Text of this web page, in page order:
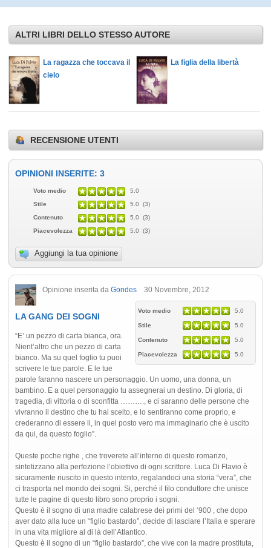
ALTRI LIBRI DELLO STESSO AUTORE
La ragazza che toccava il
cielo
La figlia della libertà
RECENSIONE UTENTI
OPINIONI INSERITE: 3
Voto medio
5.0
Stile
5.0 (3)
Contenuto
5.0 (3)
Piacevolezza
5.0 (3)
Aggiungi la tua opinione
Opinione inserita da Gondes 30 Novembre, 2012
Voto medio 5.0
Stile 5.0
Contenuto 5.0
Piacevolezza 5.0
LA GANG DEI SOGNI
“E’ un pezzo di carta bianca, ora.
Nient’altro che un pezzo di carta
bianco. Ma su quel foglio tu puoi
scrivere le tue parole. E le tue
parole faranno nascere un personaggio. Un uomo, una donna, un
bambino. E a quel personaggio tu assegnerai un destino. Di gloria, di
tragedia, di vittoria o di sconfitta ………., e ci saranno delle persone che
vivranno il destino che tu hai scelto, e lo sentiranno come proprio, e
crederanno di essere li, in quel posto vero ma immaginario che è uscito
da qui, da questo foglio”.
Queste poche righe , che troverete all’interno di questo romanzo,
sintetizzano alla perfezione l’obiettivo di ogni scrittore. Luca Di Flavio è
sicuramente riuscito in questo intento, regalandoci una storia “vera”, che
ci trasporta nel mondo dei sogni. Si, perché il filo conduttore che unisce
tutte le pagine di questo libro sono proprio i sogni.
Questo è il sogno di una madre calabrese dei primi del ‘900 , che dopo
aver dato alla luce un “figlio bastardo”, decide di lasciare l’Italia e sperare
in una vita migliore al di là dell’Atlantico.
Questo è il sogno di un “figlio bastardo”, che vive con la madre prostituta,